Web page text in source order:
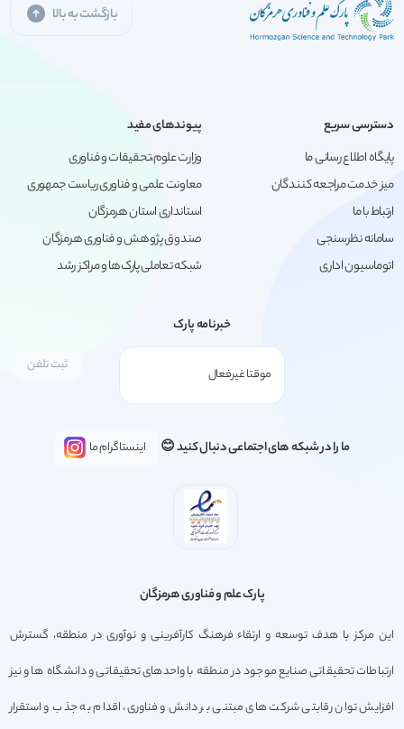
بازگشت به بالا
دسترسی سریع
پایگاه اطلاع رسانی ما
میز خدمت مراجعه کنندگان
ارتباط با ما
سامانه نظرسنجی
اتوماسیون اداری
پیوندهای مفید
وزارت علوم،تحقیقات و فناوری
معاونت علمی و فناوری ریاست جمهوری
استانداری استان هرمزگان
صندوق پژوهش و فناوری هرمزگان
شبکه تعاملی پارک‌ها و مراکز رشد
خبرنامه پارک
ما را در شبکه های اجتماعی دنبال کنید 😊 اینستاگرام ما
پارک علم و فناوری هرمزگان
این مرکز با هدف توسعه و ارتقاء فرهنگ کارآفرینی و نوآوری در منطقه، گسترش
ارتباطات تحقیقاتی صنایع موجود در منطقه با واحدهای تحقیقاتی و دانشگاه ها و نیز
افزایش توان رقابتی شرکت های مبتنی بر دانش و فناوری، اقدام به جذب و استقرار